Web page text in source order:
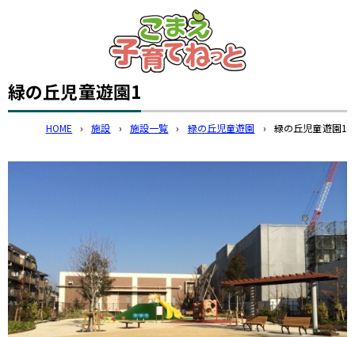
このページの本文へ
緑の丘児童遊園1
HOME › 施設 › 施設一覧 › 緑の丘児童遊園 › 緑の丘児童遊園1